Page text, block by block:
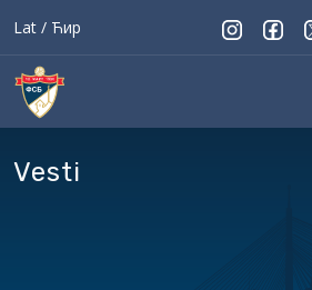
Lat / Ћир
Vesti